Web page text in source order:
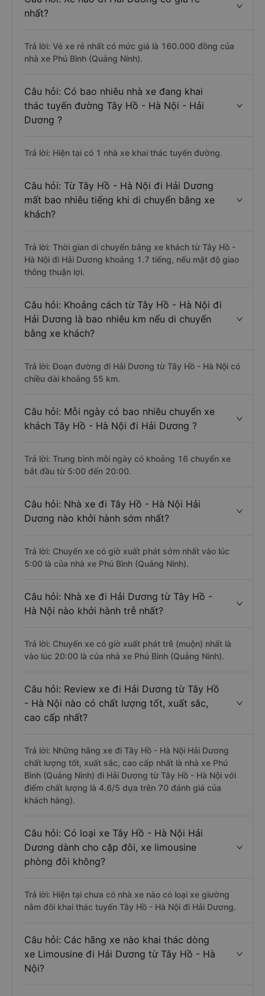
nhất?
Trả lời: Vé xe rẻ nhất có mức giá là 160.000 đồng của
nhà xe Phú Bình (Quảng Ninh).
Câu hỏi: Có bao nhiêu nhà xe đang khai
thác tuyến đường Tây Hồ - Hà Nội - Hải
Dương ?
Trả lời: Hiện tại có 1 nhà xe khai thác tuyến đường.
Câu hỏi: Từ Tây Hồ - Hà Nội đi Hải Dương
mất bao nhiêu tiếng khi di chuyển bằng xe
khách?
Trả lời: Thời gian di chuyển bằng xe khách từ Tây Hồ -
Hà Nội đi Hải Dương khoảng 1.7 tiếng, nếu mật độ giao
thông thuận lợi.
Câu hỏi: Khoảng cách từ Tây Hồ - Hà Nội đi
Hải Dương là bao nhiêu km nếu di chuyển
bằng xe khách?
Trả lời: Đoạn đường đi Hải Dương từ Tây Hồ - Hà Nội có
chiều dài khoảng 55 km.
Câu hỏi: Mỗi ngày có bao nhiêu chuyến xe
khách Tây Hồ - Hà Nội đi Hải Dương ?
Trả lời: Trung bình mỗi ngày có khoảng 16 chuyến xe
bắt đầu từ 5:00 đến 20:00.
Câu hỏi: Nhà xe đi Tây Hồ - Hà Nội Hải
Dương nào khởi hành sớm nhất?
Trả lời: Chuyến xe có giờ xuất phát sớm nhất vào lúc
5:00 là của nhà xe Phú Bình (Quảng Ninh).
Câu hỏi: Nhà xe đi Hải Dương từ Tây Hồ -
Hà Nội nào khởi hành trễ nhất?
Trả lời: Chuyến xe có giờ xuất phát trễ (muộn) nhất là
vào lúc 20:00 là của nhà xe Phú Bình (Quảng Ninh).
Câu hỏi: Review xe đi Hải Dương từ Tây Hồ
- Hà Nội nào có chất lượng tốt, xuất sắc,
cao cấp nhất?
Trả lời: Những hãng xe đi Tây Hồ - Hà Nội Hải Dương
chất lượng tốt, xuất sắc, cao cấp nhất là nhà xe Phú
Bình (Quảng Ninh) đi Hải Dương từ Tây Hồ - Hà Nội với
điểm chất lượng là 4.6/5 dựa trên 70 đánh giá của
khách hàng).
Câu hỏi: Có loại xe Tây Hồ - Hà Nội Hải
Dương dành cho cặp đôi, xe limousine
phòng đôi không?
Trả lời: Hiện tại chưa có nhà xe nào có loại xe giường
nằm đôi khai thác tuyến Tây Hồ - Hà Nội đi Hải Dương.
Câu hỏi: Các hãng xe nào khai thác dòng
xe Limousine đi Hải Dương từ Tây Hồ - Hà
Nội?